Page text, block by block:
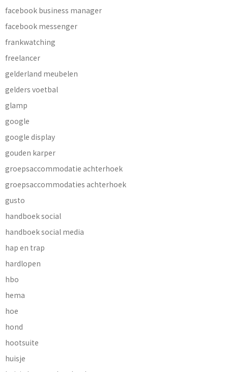
facebook business manager
facebook messenger
frankwatching
freelancer
gelderland meubelen
gelders voetbal
glamp
google
google display
gouden karper
groepsaccommodatie achterhoek
groepsaccommodaties achterhoek
gusto
handboek social
handboek social media
hap en trap
hardlopen
hbo
hema
hoe
hond
hootsuite
huisje